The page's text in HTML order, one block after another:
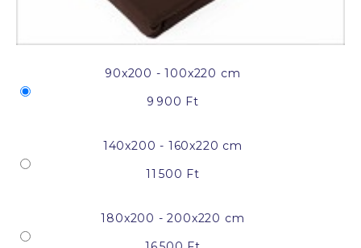
90x200 - 100x220 cm
9 900 Ft
140x200 - 160x220 cm
11 500 Ft
180x200 - 200x220 cm